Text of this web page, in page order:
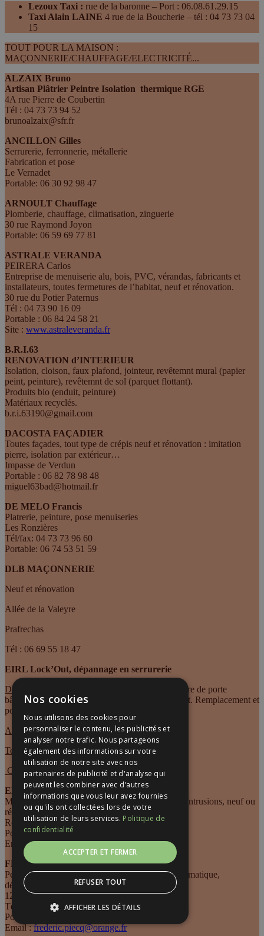
Lezoux Taxi : rue de la baronne – Port : 06.08.61.29.15
Taxi Alain LAINE 4 rue de la Boucherie – tél : 04 73 73 04
15
TOUT POUR LA MAISON :
MAÇONNERIE/CHAUFFAGE/ELECTRICITÉ...
ALZAIX Bruno
Artisan Plâtrier Peintre Isolation thermique RGE
4A rue Pierre de Coubertin
Tél : 04 73 73 94 52
brunoalzaix@sfr.fr
ANCILLON Gilles
Serrurerie, ferronnerie, métallerie
Fabrication et pose
Le Vernadet
Portable: 06 30 92 98 47
ARNOULT Chauffage
Plomberie, chauffage, climatisation, zinguerie
30 rue Raymond Joyon
Portable: 06 59 69 77 81
ASTRALE VERANDA
PEIRERA Carlos
Entreprise de menuiserie alu, bois, PVC, vérandas, fabricants et
installateurs, toutes fermetures de l’habitat, neuf et rénovation.
30 rue du Potier Paternus
Tél : 04 73 90 16 09
Portable : 06 84 24 58 21
Site : www.astraleveranda.fr
B.R.I.63
RENOVATION d’INTERIEUR
Isolation, cloison, faux plafond, jointeur, revêtemnt mural (papier
peint, peinture), revêtemnt de sol (parquet flottant).
Produits bio (enduit, peinture)
Matériaux recyclés.
b.r.i.63190@gmail.com
DACOSTA FAÇADIER
Toutes façades, tout type de crépis neuf et rénovation : imitation
pierre, isolation par extérieur…
Impasse de Verdun
Portable : 06 82 78 98 48
miguel63bad@hotmail.fr
DE MELO Francis
Platrerie, peinture, pose menuiseries
Les Ronzières
Tél/fax: 04 73 73 96 60
Portable: 06 74 53 51 59
DLB MAÇONNERIE
Neuf et rénovation
Allée de la Valeyre
Prafrechas
Tél : 06 69 55 18 47
EIRL Lock’Out, dépannage en serrurerie
DESCRIPTIF
: activité de dépannage en ouverture de porte
bâtiments, automobiles et petits coffrets/coffre-fort. Remplacement et
pose de serrures.
Adresse :Rue Henri Pourrat
Tel :
07.78.26.16.05
Courriel :eirlockout@gmail.com
ELECADOHM
Mise aux normes électricité, dépannage, alarmes intrusions, neuf ou
rénovation, …
Romain BROUSSE
Portable : 06 75 09 55 07
Email :elecadohm@gmail.com
FRED DEPANNAGE
Petit et gros électroménager, TV, hifi, vidéo, informatique,
dépannage électrique, divers petits travaux…
12 rue de la Gare
Tél : 04 73 78 85 70
Portable : 06 43 67 41 69
Email :frederic.piecq@orange.fr
Nos cookies
Nous utilisons des cookies pour
personnaliser le contenu, les publicités et
analyser notre trafic. Nous partageons
également des informations sur votre
utilisation de notre site avec nos
partenaires de publicité et d'analyse qui
peuvent les combiner avec d'autres
informations que vous leur avez fournies
ou qu'ils ont collectées lors de votre
utilisation de leurs services. Politique de
confidentialité
ACCEPTER ET FERMER
REFUSER TOUT
AFFICHER LES DÉTAILS